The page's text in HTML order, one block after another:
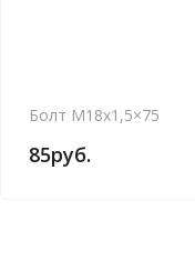
Болт M18x1,5×75
85руб.